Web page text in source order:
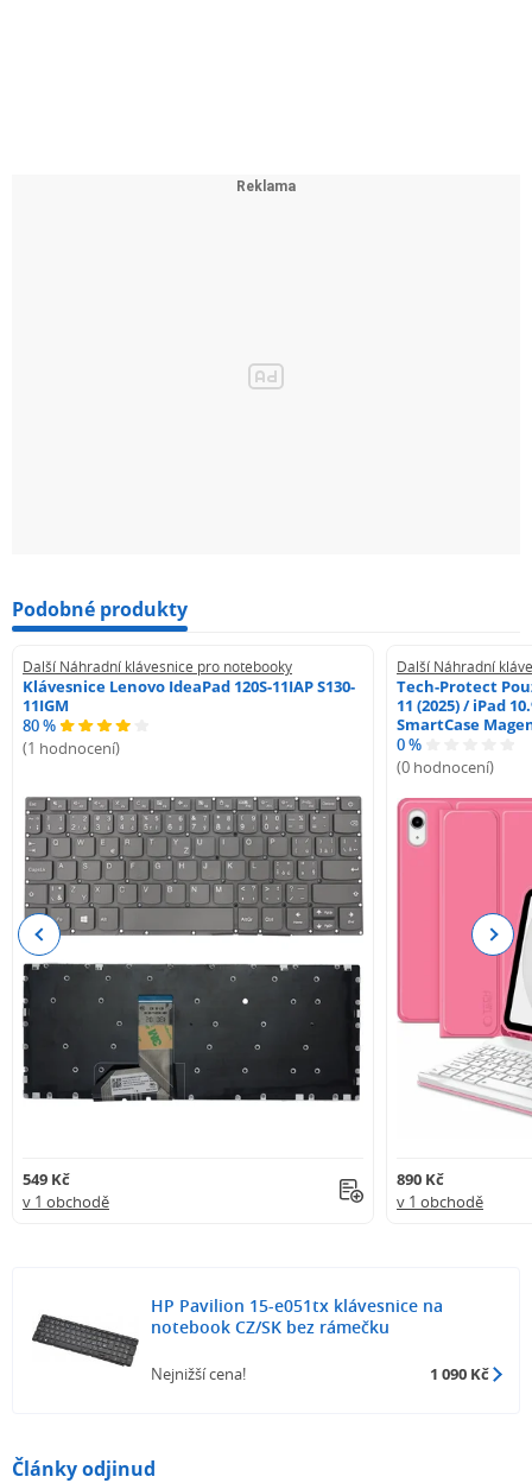
Podobné produkty
Další Náhradní klávesnice pro notebooky
Klávesnice Lenovo IdeaPad 120S-11IAP S130-
11IGM
80 %
(1 hodnocení)
549 Kč
v 1 obchodě
Další Náhradní
Tech-Protect
11 (2025) / iPad
SmartCase
0 %
(0 hodnocení)
890 Kč
v 1 obchodě
Previous Next
HP Pavilion 15-e051tx klávesnice na
notebook CZ/SK bez rámečku
Nejnižší cena! 1 090 Kč
Články odjinud